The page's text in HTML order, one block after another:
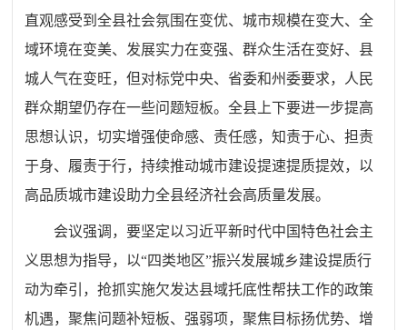
直观感受到全县社会氛围在变优、城市规模在变大、全
域环境在变美、发展实力在变强、群众生活在变好、县
城人气在变旺，但对标党中央、省委和州委要求，人民
群众期望仍存在一些问题短板。全县上下要进一步提高
思想认识，切实增强使命感、责任感，知责于心、担责
于身、履责于行，持续推动城市建设提速提质提效，以
高品质城市建设助力全县经济社会高质量发展。
会议强调，要坚定以习近平新时代中国特色社会主
义思想为指导，以“四类地区”振兴发展城乡建设提质行
动为牵引，抢抓实施欠发达县域托底性帮扶工作的政策
机遇，聚焦问题补短板、强弱项，聚焦目标扬优势、增